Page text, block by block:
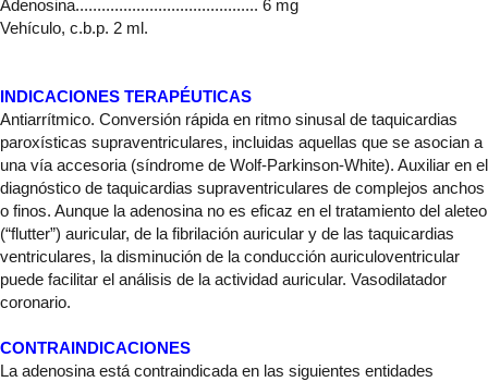
Adenosina.......................................... 6 mg
Vehículo, c.b.p. 2 ml.
INDICACIONES TERAPÉUTICAS
Antiarrítmico. Conversión rápida en ritmo sinusal de taquicardias
paroxísticas supraventriculares, incluidas aquellas que se asocian a
una vía accesoria (síndrome de Wolf-Parkinson-White). Auxiliar en el
diagnóstico de taquicardias supraventriculares de complejos anchos
o finos. Aunque la adenosina no es eficaz en el tratamiento del aleteo
(“flutter”) auricular, de la fibrilación auricular y de las taquicardias
ventriculares, la disminución de la conducción auriculoventricular
puede facilitar el análisis de la actividad auricular. Vasodilatador
coronario.
CONTRAINDICACIONES
La adenosina está contraindicada en las siguientes entidades